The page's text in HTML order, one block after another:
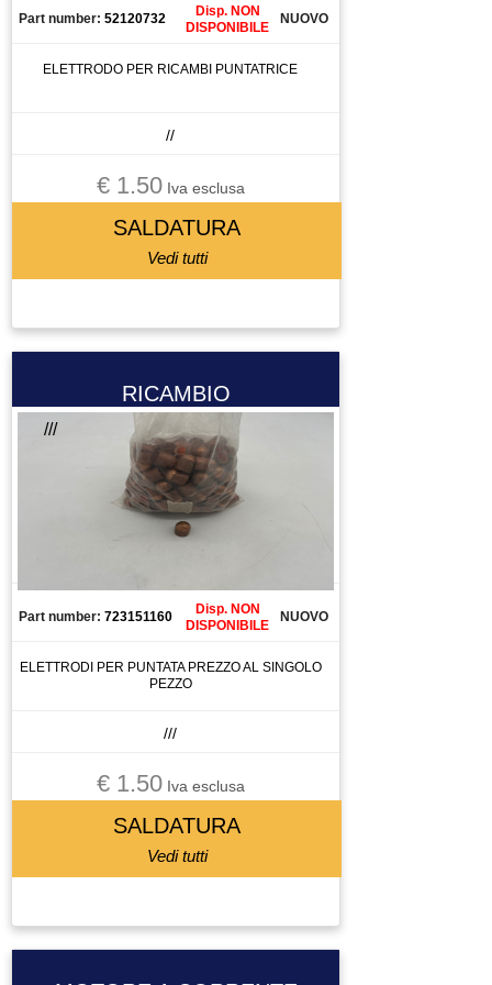
PISTOLA DI DOSAGGIO COLLA
PISTOLA PER VERNICIATURA
POMPA DEL VUOTO
POTENZIOMETRO
PROGRAMMATORE
PULEGGIA
PULSANTE
PULSANTIERA
QUADRO ELETTRICO
RAVVIVATORE
REGOLATORE DI FLUSSO
REGOLATORE DI PRESSIONE
RICAMBIO
RIGA OTTICA
ROBOT PALLETTIZATORE
Part number: 52120732
Disp. NON
DISPONIBILE
NUOVO
ELETTRODO PER RICAMBI PUNTATRICE
//
€ 1.50Iva esclusa
SALDATURA
Vedi tutti
RICAMBIO
///
Part number: 723151160
Disp. NON
DISPONIBILE
NUOVO
ELETTRODI PER PUNTATA PREZZO AL SINGOLO
PEZZO
///
€ 1.50Iva esclusa
SALDATURA
Vedi tutti